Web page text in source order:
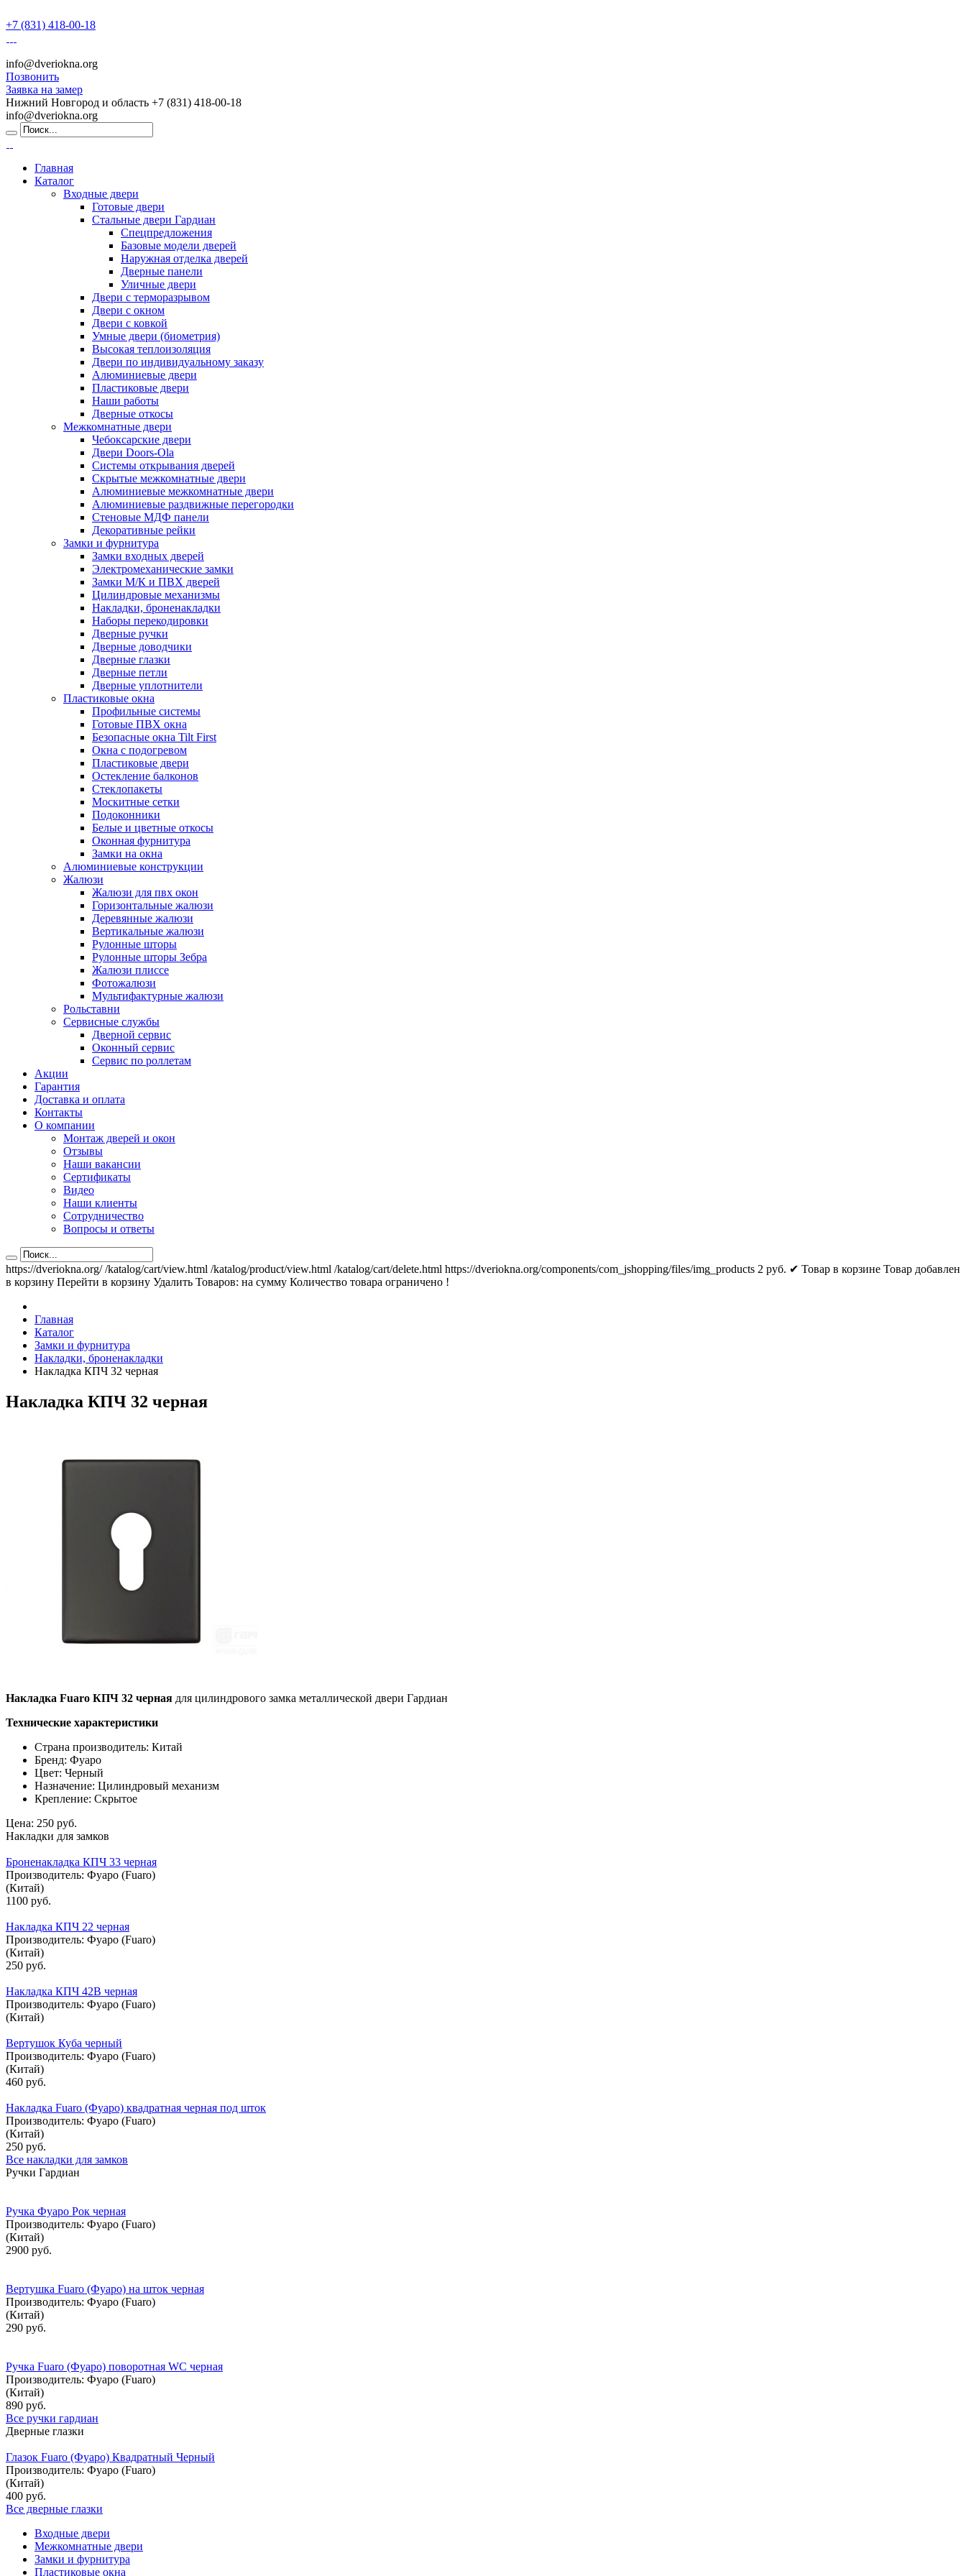
+7 (831) 418-00-18
info@dveriokna.org
Позвонить
Заявка на замер
Нижний Новгород и область +7 (831) 418-00-18
info@dveriokna.org
Главная
Каталог
Входные двери
Готовые двери
Стальные двери Гардиан
Спецпредложения
Базовые модели дверей
Наружная отделка дверей
Дверные панели
Уличные двери
Двери с терморазрывом
Двери с окном
Двери с ковкой
Умные двери (биометрия)
Высокая теплоизоляция
Двери по индивидуальному заказу
Алюминиевые двери
Пластиковые двери
Наши работы
Дверные откосы
Межкомнатные двери
Чебоксарские двери
Двери Doors-Ola
Системы открывания дверей
Скрытые межкомнатные двери
Алюминиевые межкомнатные двери
Алюминиевые раздвижные перегородки
Стеновые МДФ панели
Декоративные рейки
Замки и фурнитура
Замки входных дверей
Электромеханические замки
Замки М/К и ПВХ дверей
Цилиндровые механизмы
Накладки, броненакладки
Наборы перекодировки
Дверные ручки
Дверные доводчики
Дверные глазки
Дверные петли
Дверные уплотнители
Пластиковые окна
Профильные системы
Готовые ПВХ окна
Безопасные окна Tilt First
Окна с подогревом
Пластиковые двери
Остекление балконов
Стеклопакеты
Москитные сетки
Подоконники
Белые и цветные откосы
Оконная фурнитура
Замки на окна
Алюминиевые конструкции
Жалюзи
Жалюзи для пвх окон
Горизонтальные жалюзи
Деревянные жалюзи
Вертикальные жалюзи
Рулонные шторы
Рулонные шторы Зебра
Жалюзи плиссе
Фотожалюзи
Мультифактурные жалюзи
Рольставни
Сервисные службы
Дверной сервис
Оконный сервис
Сервис по роллетам
Акции
Гарантия
Доставка и оплата
Контакты
О компании
Монтаж дверей и окон
Отзывы
Наши вакансии
Сертификаты
Видео
Наши клиенты
Сотрудничество
Вопросы и ответы
https://dveriokna.org/ /katalog/cart/view.html /katalog/product/view.html /katalog/cart/delete.html https://dveriokna.org/components/com_jshopping/files/img_products 2 руб. ✔ Товар в корзине Товар добавлен
в корзину Перейти в корзину Удалить Товаров: на сумму Количество товара ограничено !
Главная
Каталог
Замки и фурнитура
Накладки, броненакладки
Накладка КПЧ 32 черная
Накладка КПЧ 32 черная
Накладка Fuaro КПЧ 32 черная для цилиндрового замка металлической двери Гардиан
Технические характеристики
Страна производитель: Китай
Бренд: Фуаро
Цвет: Черный
Назначение: Цилиндровый механизм
Крепление: Скрытое
Цена: 250 руб.
Накладки для замков
Броненакладка КПЧ 33 черная
Производитель: Фуаро (Fuaro)
(Китай)
1100 руб.
Накладка КПЧ 22 черная
Производитель: Фуаро (Fuaro)
(Китай)
250 руб.
Накладка КПЧ 42В черная
Производитель: Фуаро (Fuaro)
(Китай)
Вертушок Куба черный
Производитель: Фуаро (Fuaro)
(Китай)
460 руб.
Накладка Fuaro (Фуаро) квадратная черная под шток
Производитель: Фуаро (Fuaro)
(Китай)
250 руб.
Все накладки для замков
Ручки Гардиан
Ручка Фуаро Рок черная
Производитель: Фуаро (Fuaro)
(Китай)
2900 руб.
Вертушка Fuaro (Фуаро) на шток черная
Производитель: Фуаро (Fuaro)
(Китай)
290 руб.
Ручка Fuaro (Фуаро) поворотная WC черная
Производитель: Фуаро (Fuaro)
(Китай)
890 руб.
Все ручки гардиан
Дверные глазки
Глазок Fuaro (Фуаро) Квадратный Черный
Производитель: Фуаро (Fuaro)
(Китай)
400 руб.
Все дверные глазки
Входные двери
Межкомнатные двери
Замки и фурнитура
Пластиковые окна